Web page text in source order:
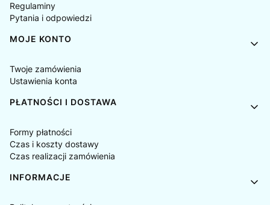
Regulaminy
Pytania i odpowiedzi
MOJE KONTO
Twoje zamówienia
Ustawienia konta
PŁATNOŚCI I DOSTAWA
Formy płatności
Czas i koszty dostawy
Czas realizacji zamówienia
INFORMACJE